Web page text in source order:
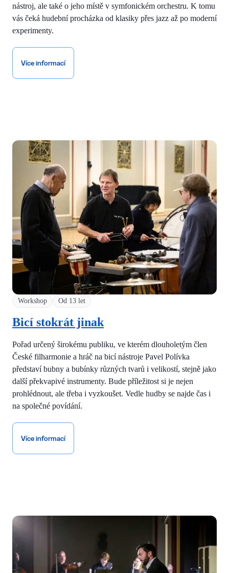
nástroj, ale také o jeho místě v symfonickém orchestru. K tomu
vás čeká hudební procházka od klasiky přes jazz až po moderní
experimenty.
Více informací
Workshop Od 13 let
Bicí stokrát jinak
Pořad určený širokému publiku, ve kterém dlouholetým člen
České filharmonie a hráč na bicí nástroje Pavel Polívka
představí bubny a bubínky různých tvarů i velikostí, stejně jako
další překvapivé instrumenty. Bude příležitost si je nejen
prohlédnout, ale třeba i vyzkoušet. Vedle hudby se najde čas i
na společné povídání.
Více informací